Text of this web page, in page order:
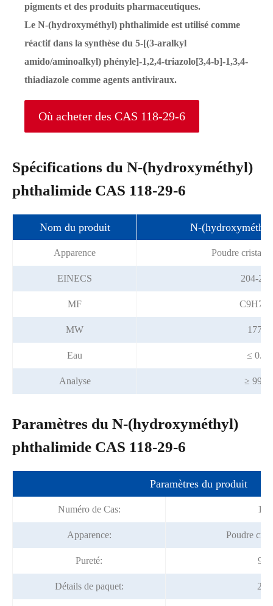
pigments et des produits pharmaceutiques.
Le N-(hydroxyméthyl) phthalimide est utilisé comme
réactif dans la synthèse du 5-[(3-aralkyl
amido/aminoalkyl) phényle]-1,2,4-triazolo[3,4-b]-1,3,4-
thiadiazole comme agents antiviraux.
Où acheter des CAS 118-29-6
Spécifications du N-(hydroxyméthyl)
phthalimide CAS 118-29-6
Nom du produit N-
Apparence Poudre
EINECS 204-
MF
MW
Eau ≤
Analyse ≥
Paramètres du N-(hydroxyméthyl)
phthalimide CAS 118-29-6
Paramètres du produit
Numéro de Cas:
Apparence: Poudre
Pureté:
Détails de paquet: 25